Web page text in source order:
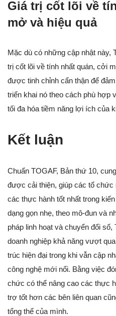
Giá trị cốt lõi về
mở và hiệu quả
Mặc dù có những cập nhật này,
trị cốt lõi về tính nhất quán, cởi
được tinh chỉnh cẩn thận để
triển khai nó theo cách phù hợp
tối đa hóa tiềm năng lợi ích của
Kết luận
Chuẩn TOGAF, Bản thứ 10,
được cải thiện, giúp các tổ chức
các thực hành tốt nhất trong
dạng gọn nhẹ, theo mô-đun và
pháp linh hoạt và chuyển đổi
doanh nghiệp khả năng vượt
trúc hiện đại trong khi vẫn cập
công nghệ mới nổi. Bằng việc
chức có thể nâng cao các thực
trợ tốt hơn các bên liên quan
tổng thể của mình.